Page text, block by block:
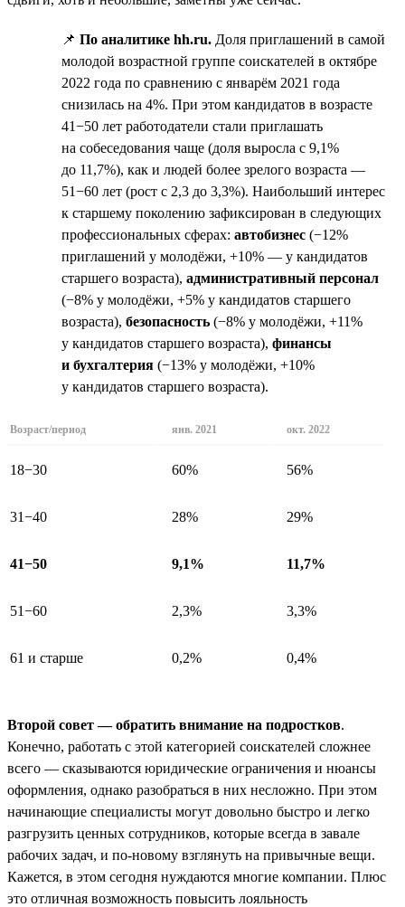
📌 По аналитике hh.ru. Доля приглашений в самой
молодой возрастной группе соискателей в октябре
2022 года по сравнению с январём 2021 года
снизилась на 4%. При этом кандидатов в возрасте
41−50 лет работодатели стали приглашать
на собеседования чаще (доля выросла с 9,1%
до 11,7%), как и людей более зрелого возраста —
51−60 лет (рост с 2,3 до 3,3%). Наибольший интерес
к старшему поколению зафиксирован в следующих
профессиональных сферах: автобизнес (−12%
приглашений у молодёжи, +10% — у кандидатов
старшего возраста), административный персонал
(−8% у молодёжи, +5% у кандидатов старшего
возраста), безопасность (−8% у молодёжи, +11%
у кандидатов старшего возраста), финансы
и бухгалтерия (−13% у молодёжи, +10%
у кандидатов старшего возраста).
Возраст/период янв. 2021 окт. 2022
18−30 60% 56%
31−40 28% 29%
41−50 9,1% 11,7%
51−60 2,3% 3,3%
61 и старше 0,2% 0,4%
Второй совет — обратить внимание на подростков.
Конечно, работать с этой категорией соискателей сложнее
всего — сказываются юридические ограничения и нюансы
оформления, однако разобраться в них несложно. При этом
начинающие специалисты могут довольно быстро и легко
разгрузить ценных сотрудников, которые всегда в завале
рабочих задач, и по-новому взглянуть на привычные вещи.
Кажется, в этом сегодня нуждаются многие компании. Плюс
это отличная возможность повысить лояльность